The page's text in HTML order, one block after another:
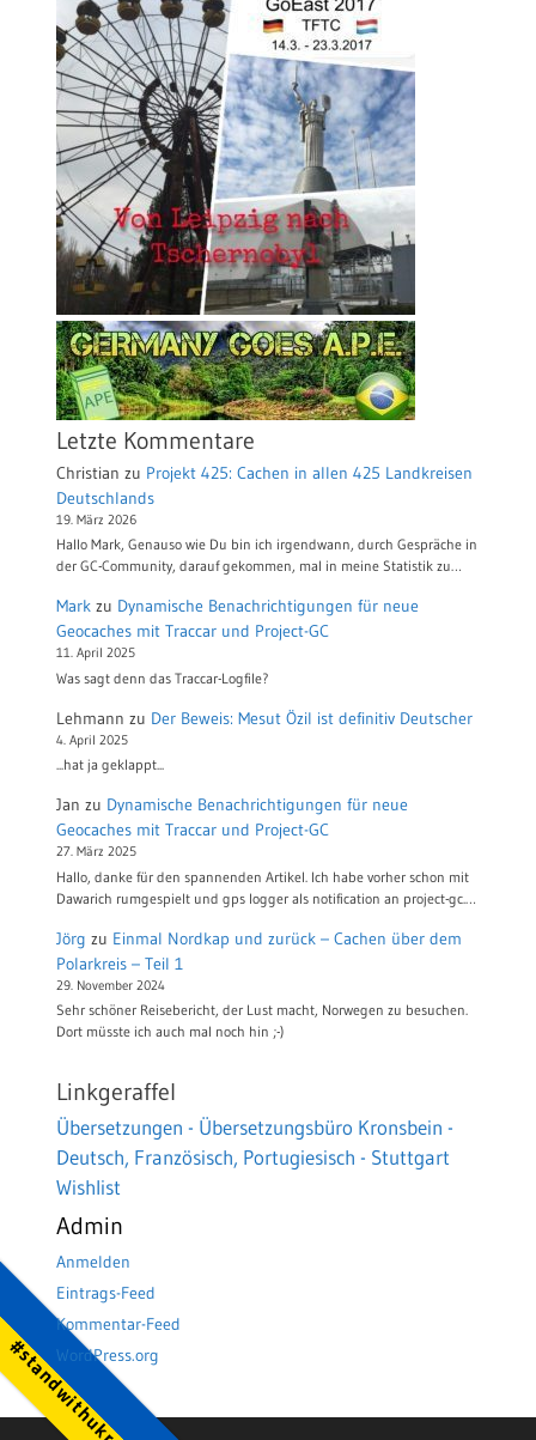
#standwithukraine
Letzte Kommentare
Christian zu Projekt 425: Cachen in allen 425 Landkreisen
Deutschlands
19. März 2026
Hallo Mark, Genauso wie Du bin ich irgendwann, durch Gespräche in
der GC-Community, darauf gekommen, mal in meine Statistik zu…
Mark zu Dynamische Benachrichtigungen für neue
Geocaches mit Traccar und Project-GC
11. April 2025
Was sagt denn das Traccar-Logfile?
Lehmann zu Der Beweis: Mesut Özil ist definitiv Deutscher
4. April 2025
...hat ja geklappt...
Jan zu Dynamische Benachrichtigungen für neue
Geocaches mit Traccar und Project-GC
27. März 2025
Hallo, danke für den spannenden Artikel. Ich habe vorher schon mit
Dawarich rumgespielt und gps logger als notification an project-gc.…
Jörg zu Einmal Nordkap und zurück – Cachen über dem
Polarkreis – Teil 1
29. November 2024
Sehr schöner Reisebericht, der Lust macht, Norwegen zu besuchen.
Dort müsste ich auch mal noch hin ;-)
Linkgeraffel
Übersetzungen - Übersetzungsbüro Kronsbein -
Deutsch, Französisch, Portugiesisch - Stuttgart
Wishlist
Admin
Anmelden
Eintrags-Feed
Kommentar-Feed
WordPress.org